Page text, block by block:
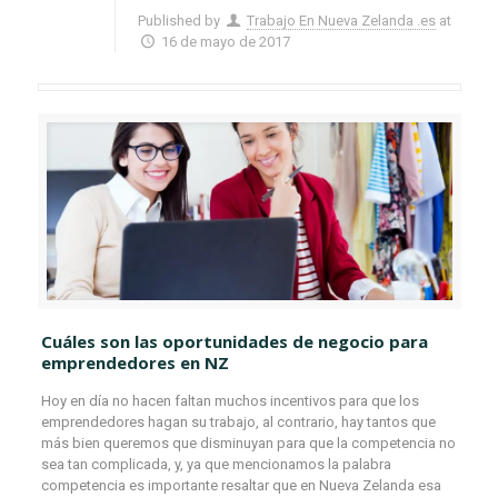
Published by Trabajo En Nueva Zelanda .es at
16 de mayo de 2017
Cuáles son las oportunidades de negocio para
emprendedores en NZ
Hoy en día no hacen faltan muchos incentivos para que los
emprendedores hagan su trabajo, al contrario, hay tantos que
más bien queremos que disminuyan para que la competencia no
sea tan complicada, y, ya que mencionamos la palabra
competencia es importante resaltar que en Nueva Zelanda esa